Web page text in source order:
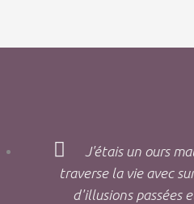
J'étais un ours
traverse la vie avec
d'illusions passées